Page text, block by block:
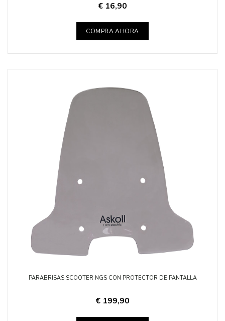
€ 16,90
COMPRA AHORA
PARABRISAS SCOOTER NGS CON PROTECTOR DE PANTALLA
€ 199,90